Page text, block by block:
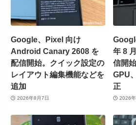
Google、Pixel 向け
Android Canary 2608 を
配信開始。クイック設定の
レイアウト編集機能などを
追加
2026年8月7日
年 8
信開
GPU
正
2026